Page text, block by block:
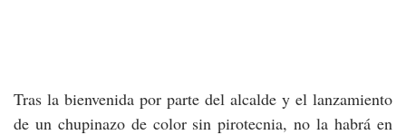
Tras la bienvenida por parte del alcalde y el lanzamiento
de un chupinazo de color sin pirotecnia, no la habrá en